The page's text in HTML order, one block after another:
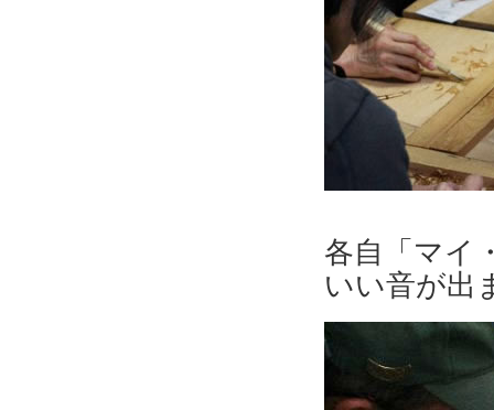
各自「マイ
いい音が出